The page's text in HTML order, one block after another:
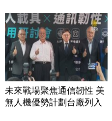
未來戰場聚焦通信韌性 美
無人機優勢計劃台廠列入